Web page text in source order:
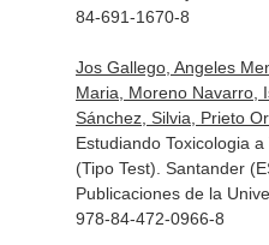
84-691-1670-8
Jos Gallego, Angeles
Maria, Moreno Navarro,
Sánchez, Silvia, Prieto
Estudiando Toxicologia
(Tipo Test). Santander
Publicaciones de la
978-84-472-0966-8